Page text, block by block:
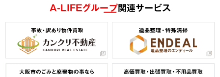
A-LIFEグループ関連サービス